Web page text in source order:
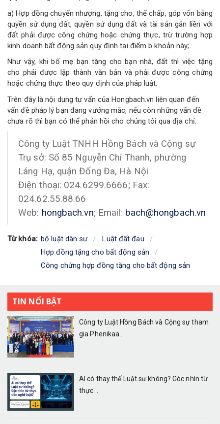
a) Hợp đồng chuyển nhượng, tặng cho, thế chấp, góp vốn bằng
quyền sử dụng đất, quyền sử dụng đất và tài sản gắn liền với
đất phải được công chứng hoặc chứng thực, trừ trường hợp
kinh doanh bất động sản quy định tại điểm b khoản này;
Như vậy, khi bố mẹ bạn tặng cho bạn nhà, đất thì việc tặng
cho phải được lập thành văn bản và phải được công chứng
hoặc chứng thực theo quy định của pháp luật.
Trên đây là nội dung tư vấn của Hongbach.vn liên quan đến
vấn đề pháp lý bạn đang vướng mắc, nếu còn những vấn đề
chưa rõ thì bạn có thể phản hồi cho chúng tôi qua địa chỉ:
Công ty Luật TNHH Hồng Bách và Cộng sự
Trụ sở: Số 85 Nguyễn Chí Thanh, phường
Láng Hạ, quận Đống Đa, Hà Nội
Điện thoại: 024.6299.6666; Fax:
024.62.55.88.66
Web: hongbach.vn; Email: bach@hongbach.vn
Từ khóa: bộ luật dân sư
Luật đất đau
Hợp đồng tặng cho bất động sản
Công chứng hợp đồng tặng cho bất động sản
TIN NỔI BẬT
Công ty Luật Hồng Bách và Cộng sự tham
gia Phenikaa...
AI có thay thế Luật sư không? Góc nhìn từ
thực...